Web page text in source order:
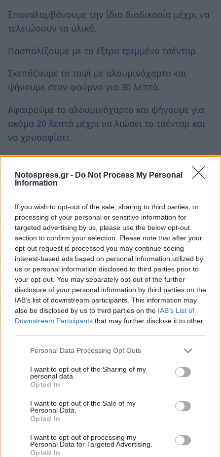
Notospress.gr - Do Not Process My Personal
Information
If you wish to opt-out of the sale, sharing to third parties, or
processing of your personal or sensitive information for
targeted advertising by us, please use the below opt-out
section to confirm your selection. Please note that after your
opt-out request is processed you may continue seeing
interest-based ads based on personal information utilized by
us or personal information disclosed to third parties prior to
your opt-out. You may separately opt-out of the further
disclosure of your personal information by third parties on the
IAB’s list of downstream participants. This information may
also be disclosed by us to third parties on the IAB’s List of
Downstream Participants that may further disclose it to other
Personal Data Processing Opt Outs
I want to opt-out of the Sharing of my
personal data.
Opted In
I want to opt-out of the Sale of my
Personal Data.
Opted In
I want to opt-out of processing my
Personal Data for Targeted Advertising.
Opted In
Επαναλαμβάνουμε την ίδια διαδικασία μέχρι να
τελειώσουν τα υλικά.
Πασπαλίζουμε με το έξτρα τριμμένο τσένταρ.
Σκεπάζουμε το ταψί με αλουμινόχαρτο και
ψήνουμε στον φούρνο για 30 λεπτά.
Αφαιρούμε το αλουμινόχαρτο και ψήνουμε για
ακόμα 20 λεπτά μέχρι να λιώσει το τσένταρ και
να χρυσαφίσει.
Αφαιρούμε το ταψί από τον φούρνο και το
αφήνουμε για 20 λεπτά να κρυώσει ελαφρά.
κόβουμε σε κομμάτια, και σερβίρουμε.
Πηγή: akispetretzikis.com
Ακολουθήστε τοnotospress.grστο Google News και
μάθετε πρώτοιόλες τις ειδήσεις
TAGS: ΣΥΝΤΑΓΗ ΓΑΣΤΡΟΝΟΜΙΑ